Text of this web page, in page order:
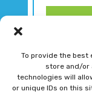
To provide the best
store and/or
technologies will
or unique IDs on this